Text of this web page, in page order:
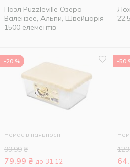
Пазл Puzzleville Озеро
Валензее, Альпи, Швейцарія
1500 елементів
-20 %
Немає в наявності
99.99 ₴
79.99 ₴ до 31.12
-50